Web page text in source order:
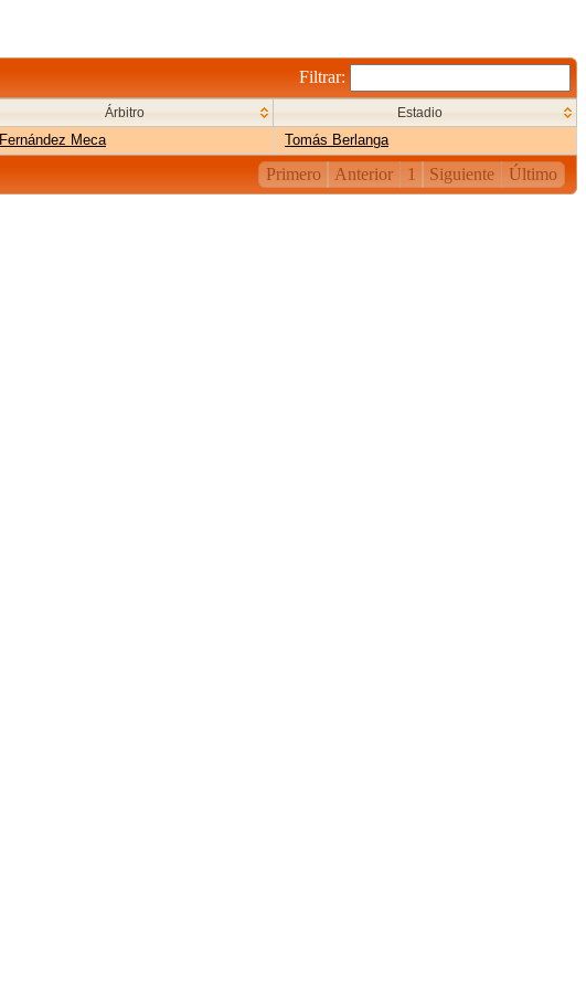
Filtrar:
Árbitro Estadio
Fernández Meca Tomás Berlanga
Primero Anterior 1 Siguiente Último